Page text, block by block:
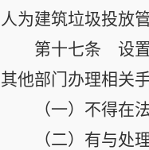
人为建筑垃圾投放
第十七条 设置
其他部门办理相关
（一）不得在
（二）有与处